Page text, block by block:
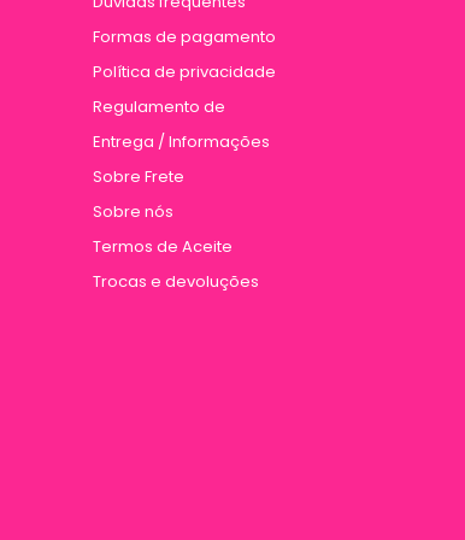
Formas de pagamento
Política de privacidade
Regulamento de
Entrega / Informações
Sobre Frete
Sobre nós
Termos de Aceite
Trocas e devoluções